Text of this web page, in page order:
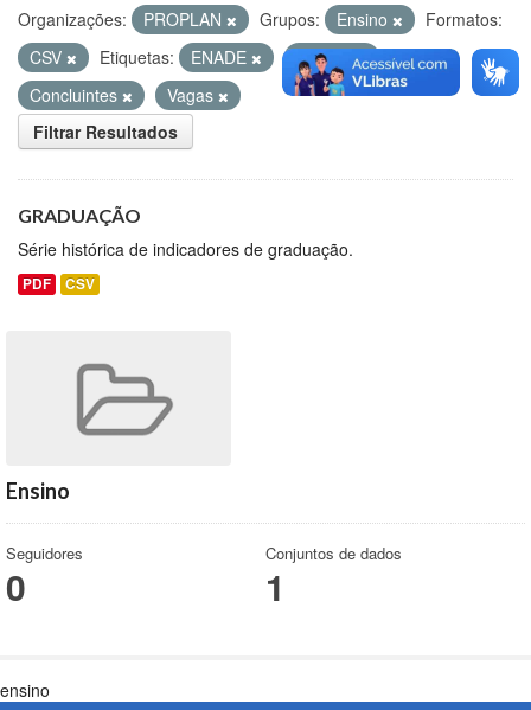
Organizações: PROPLAN Grupos: Ensino
Formatos:
CSV
Etiquetas: ENADE
Evasão
Concluintes
Vagas
Filtrar Resultados
GRADUAÇÃO
Série histórica de indicadores de graduação.
PDF CSV
Ensino
Seguidores
0
Conjuntos de dados
1
ensino